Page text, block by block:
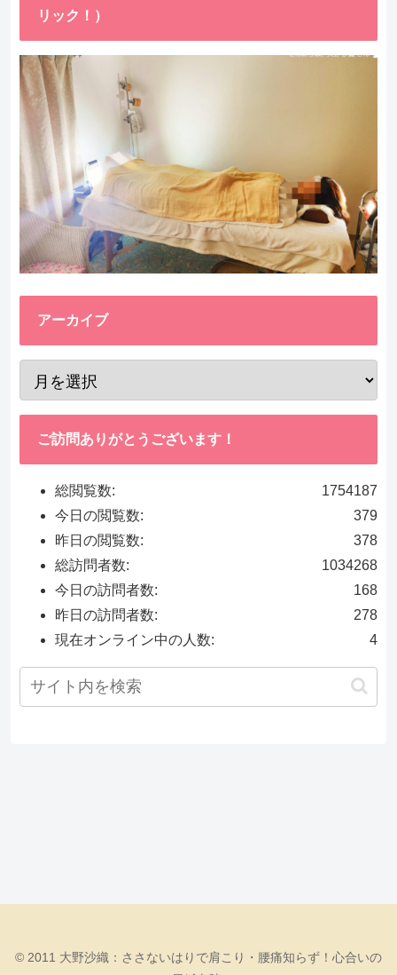
リック！）
アーカイブ
ご訪問ありがとうございます！
1754187
総閲覧数:
379
今日の閲覧数:
378
昨日の閲覧数:
1034268
総訪問者数:
168
今日の訪問者数:
278
昨日の訪問者数:
4
現在オンライン中の人数:
© 2011 大野沙織：ささないはりで肩こり・腰痛知らず！心合いの